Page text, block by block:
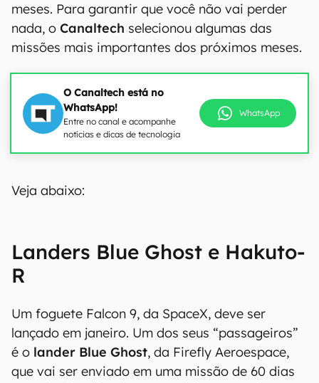
meses. Para garantir que você não vai perder
nada, o Canaltech selecionou algumas das
missões mais importantes dos próximos meses.
O Canaltech está no
WhatsApp!
Entre no canal e acompanhe
notícias e dicas de tecnologia
WhatsApp
Veja abaixo: